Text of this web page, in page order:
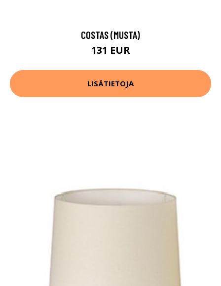
COSTAS (MUSTA)
131 EUR
LISÄTIETOJA